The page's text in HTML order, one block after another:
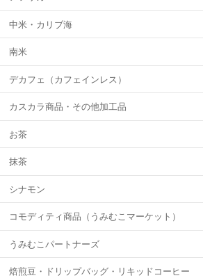
中米・カリブ海
南米
デカフェ（カフェインレス）
カスカラ商品・その他加工品
お茶
抹茶
シナモン
コモディティ商品（うみむこマーケット）
うみむこパートナーズ
焙煎豆・ドリップバッグ・リキッドコーヒー